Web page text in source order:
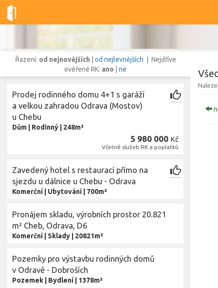
Dobré-nemovitosti.cz obec Odrava, okres Cheb, Karlovarský
Vše Byty Pozemky
obec Odrava,okres Cheb, Karlovarský kraj
Řazení: od nejnovějších od nejlevnějších | Nejdříve
ověřené RK: ano ne
Prodej rodinného domu 4+1 s garáží
a velkou zahradou Odrava (Mostov)
u Chebu
Dům Rodinný 248m²
5 980 000 Kč
Včetně služeb RK a poplatků
Zavedený hotel s restaurací přímo na
sjezdu u dálnice u Chebu - Odrava
Komerční Ubytování 700m²
Pronájem skladu, výrobních prostor 20.821
m² Cheb, Odrava, D6
Komerční Sklady 20821m²
Pozemky pro výstavbu rodinných domů
v Odravě - Dobroších
Pozemek Bydlení 1378m²